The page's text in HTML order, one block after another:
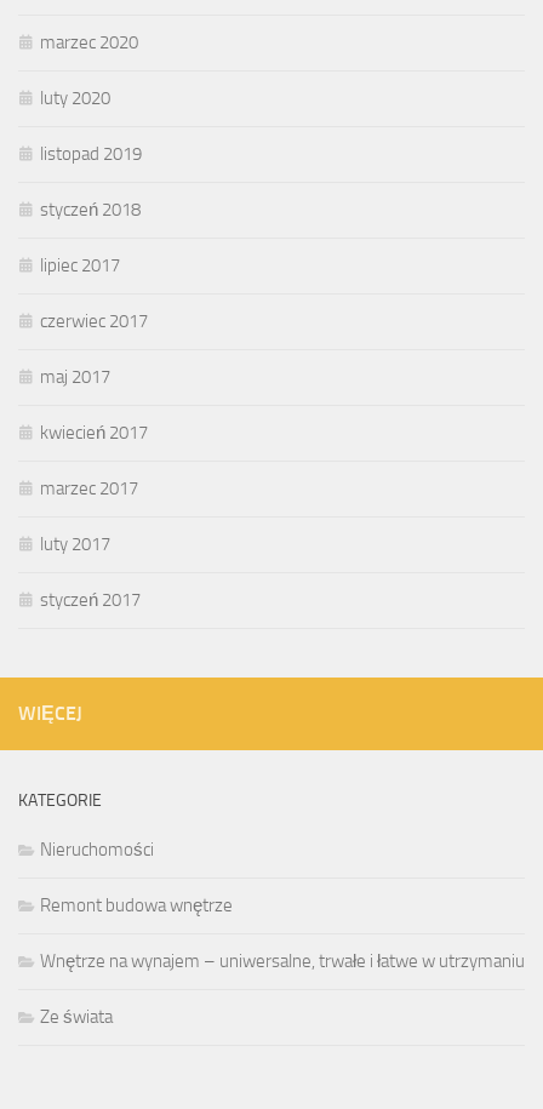
marzec 2020
luty 2020
listopad 2019
styczeń 2018
lipiec 2017
czerwiec 2017
maj 2017
kwiecień 2017
marzec 2017
luty 2017
styczeń 2017
WIĘCEJ
KATEGORIE
Nieruchomości
Remont budowa wnętrze
Wnętrze na wynajem – uniwersalne, trwałe i łatwe w utrzymaniu
Ze świata